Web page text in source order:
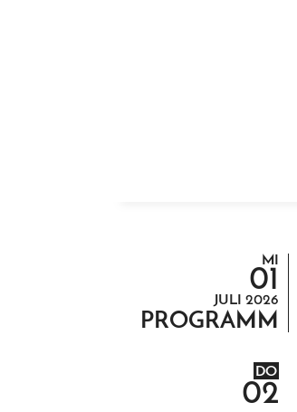
JULI 2026
PROGRAMM
MI
01
DO
02